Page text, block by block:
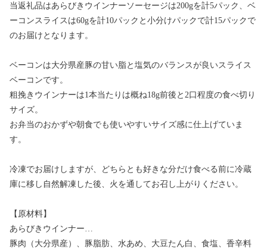
当返礼品はあらびきウインナーソーセージは200gを計5パック、ベ
ーコンスライスは60gを計10パックと小分けパックで計15パックで
のお届けとなります。
ベーコンは大分県産豚の甘い脂と塩気のバランスが良いスライス
ベーコンです。
粗挽きウインナーは1本当たりは概ね18g前後と2口程度の食べ切り
サイズ。
お弁当のおかずや朝食でも使いやすいサイズ感に仕上げていま
す。
冷凍でお届けしますが、どちらとも好きな分だけ食べる前に冷蔵
庫に移し自然解凍した後、火を通してお召し上がりください。
【原材料】
あらびきウインナー…
豚肉（大分県産）、豚脂肪、水あめ、大豆たん白、食塩、香辛料